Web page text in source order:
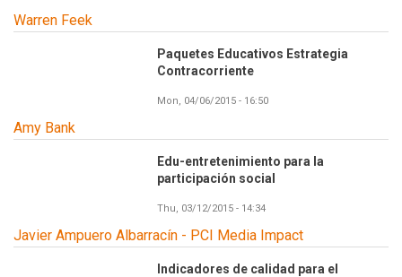
Warren Feek
Paquetes Educativos Estrategia
Contracorriente
Mon, 04/06/2015 - 16:50
Amy Bank
Edu-entretenimiento para la
participación social
Thu, 03/12/2015 - 14:34
Javier Ampuero Albarracín - PCI Media Impact
Indicadores de calidad para el